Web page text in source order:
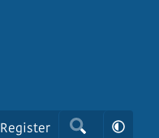
Register